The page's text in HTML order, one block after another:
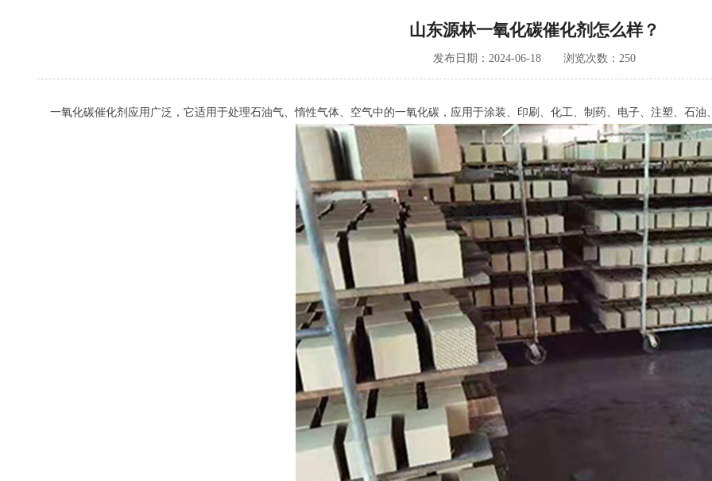
山东源林一氧化碳催化剂怎么样？
发布日期：2024-06-18 浏览次数：250
一氧化碳催化剂应用广泛，它适用于处理石油气、惰性气体、空气中的一氧化碳，应用于涂装、印刷、化工、制药、电子、注塑、石油